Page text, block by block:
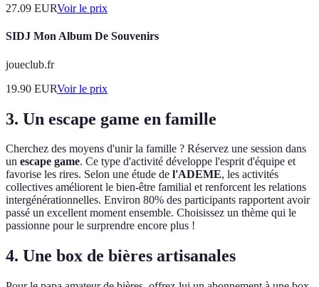
27.09 EURVoir le prix
SIDJ Mon Album De Souvenirs
joueclub.fr
19.90 EURVoir le prix
3. Un escape game en famille
Cherchez des moyens d'unir la famille ? Réservez une session dans
un escape game. Ce type d'activité développe l'esprit d'équipe et
favorise les rires. Selon une étude de l'ADEME, les activités
collectives améliorent le bien-être familial et renforcent les relations
intergénérationnelles. Environ 80% des participants rapportent avoir
passé un excellent moment ensemble. Choisissez un thème qui le
passionne pour le surprendre encore plus !
4. Une box de bières artisanales